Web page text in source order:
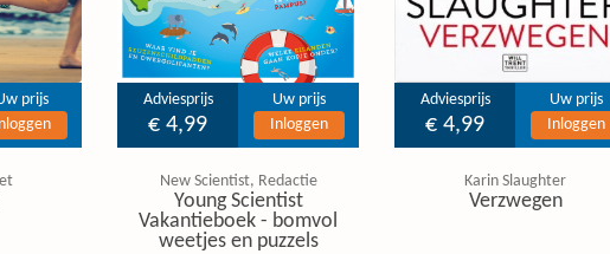
prijs
Adviesprijs
€ 4,99
Uw prijs
Inloggen
New Scientist, Redactie
Young Scientist
Vakantieboek - bomvol
weetjes en puzzels
Adviesprijs
€ 4,99
Uw prijs
Inloggen
Karin Slaughter
Verzwegen